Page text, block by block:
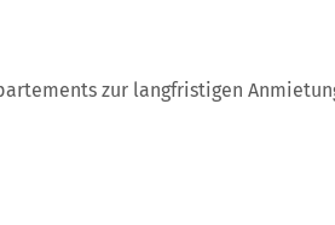
zur langfristigen